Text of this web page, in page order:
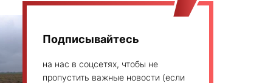
Подписывайтесь
на нас в соцсетях, чтобы не
пропустить важные новости (если